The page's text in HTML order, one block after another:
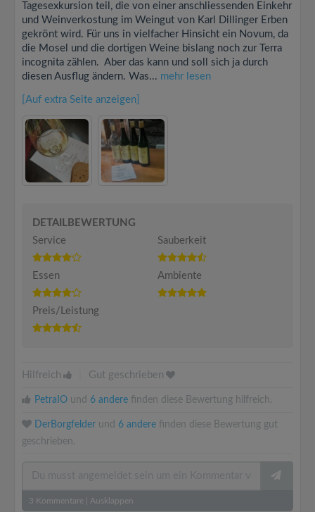
Tagesexkursion teil, die von einer anschliessenden Einkehr
und Weinverkostung im Weingut von Karl Dillinger Erben
gekrönt wird. Für uns in vielfacher Hinsicht ein Novum, da
die Mosel und die dortigen Weine bislang noch zur Terra
incognita zählen. Aber das kann und soll sich ja durch
diesen Ausflug ändern. Was... mehr lesen
[Auf extra Seite anzeigen]
DETAILBEWERTUNG
Service
Sauberkeit
Essen Ambiente
Preis/Leistung
Hilfreich Gut geschrieben
PetraIO und 6 andere finden diese Bewertung hilfreich.
DerBorgfelder und 6 andere finden diese Bewertung gut
geschrieben.
3 Kommentare Ausklappen